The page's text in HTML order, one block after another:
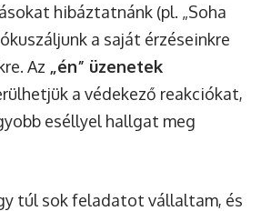
hibáztatnánk (pl. „Soha
a saját érzéseinkre
Az „én” üzenetek
a védekező reakciókat,
eséllyel hallgat meg
túl sok feladatot vállaltam, és